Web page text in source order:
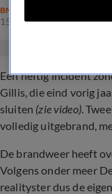
BN'ERS
15 jan 2024, 22:58
Een heftig incident
Gillis, die eind vorig
sluiten (zie video).
volledig uitgebrand,
De brandweer heeft
Volgens onder meer
realityster dus de